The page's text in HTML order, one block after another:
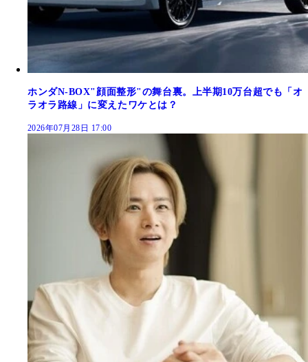
ホンダN-BOX"顔面整形"の舞台裏。上半期10万台超でも「オ
ラオラ路線」に変えたワケとは？
2026年07月28日 17:00